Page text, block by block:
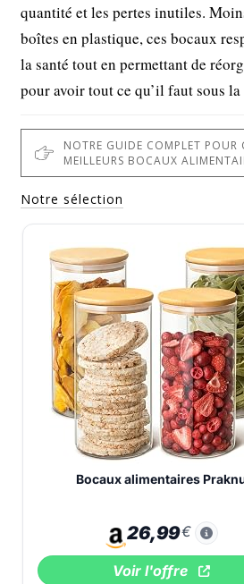
quantité et les pertes inutiles.
boîtes en plastique, ces bocaux
la santé tout en permettant de
pour avoir tout ce qu’il faut sous
NOTRE GUIDE COMPLET POUR
MEILLEURS BOCAUX
Notre sélection
Bocaux alimentaires
26,99€
Voir l'offre